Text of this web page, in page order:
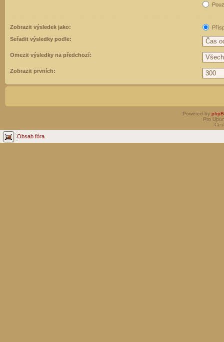
Zobrazit výsledek jako:
Seřadit výsledky podle:
Omezit výsledky na předchozí:
Zobrazit prvních:
Powered by
Pro
Obsah fóra